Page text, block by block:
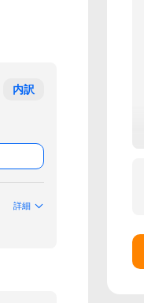
内訳
詳細